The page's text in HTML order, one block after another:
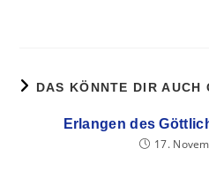
DAS KÖNNTE DIR AUCH
Erlangen des
17.